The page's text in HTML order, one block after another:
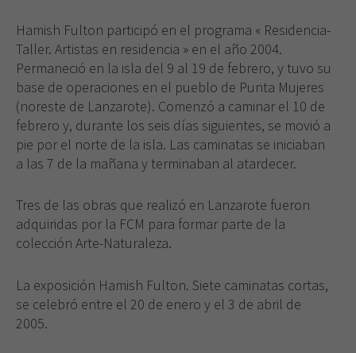
Hamish Fulton participó en el programa « Residencia-
Taller. Artistas en residencia » en el año 2004.
Permaneció en la isla del 9 al 19 de febrero, y tuvo su
base de operaciones en el pueblo de Punta Mujeres
(noreste de Lanzarote). Comenzó a caminar el 10 de
febrero y, durante los seis días siguientes, se movió a
pie por el norte de la isla. Las caminatas se iniciaban
a las 7 de la mañana y terminaban al atardecer.
Tres de las obras que realizó en Lanzarote fueron
adquiridas por la FCM para formar parte de la
colección Arte-Naturaleza.
La exposición Hamish Fulton. Siete caminatas cortas,
se celebró entre el 20 de enero y el 3 de abril de
2005.